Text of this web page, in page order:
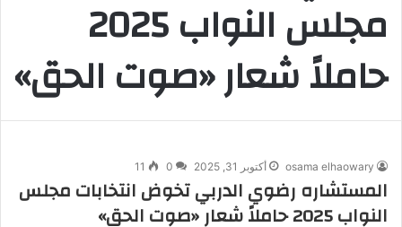
مجلس النواب 2025
حاملاً شعار «صوت الحق»
osama elhaowary أكتوبر 31, 2025 0
11
المستشاره رضوي الدربي تخوض انتخابات مجلس
النواب 2025 حاملاً شعار «صوت الحق»